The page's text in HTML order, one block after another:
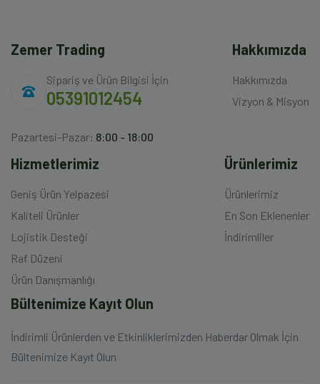
Zemer Trading
Sipariş ve Ürün Bilgisi İçin
05391012454
Pazartesi-Pazar: 8:00 - 18:00
Hakkımızda
Hakkımızda
Vizyon & Misyon
Hizmetlerimiz
Geniş Ürün Yelpazesi
Kaliteli Ürünler
Lojistik Desteği
Raf Düzeni
Ürün Danışmanlığı
Ürünlerimiz
Ürünlerimiz
En Son Eklenenler
İndirimliler
Bültenimize Kayıt Olun
İndirimli Ürünlerden ve Etkinliklerimizden Haberdar Olmak İçin
Bültenimize Kayıt Olun